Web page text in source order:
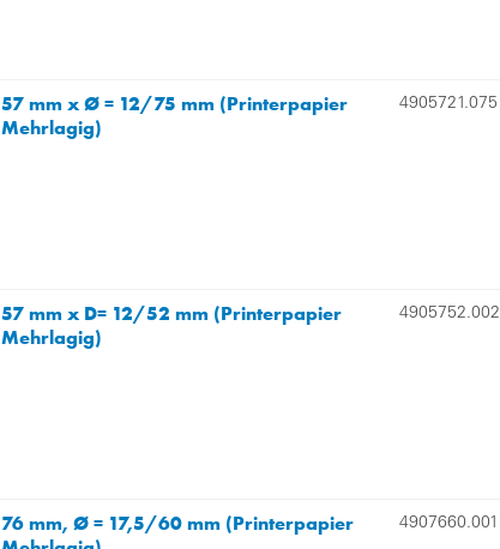
57 mm x Ø = 12/75 mm (Printerpapier
Mehrlagig)
4905721.075
57 mm x D= 12/52 mm (Printerpapier
Mehrlagig)
4905752.002
76 mm, Ø = 17,5/60 mm (Printerpapier
4907660.001